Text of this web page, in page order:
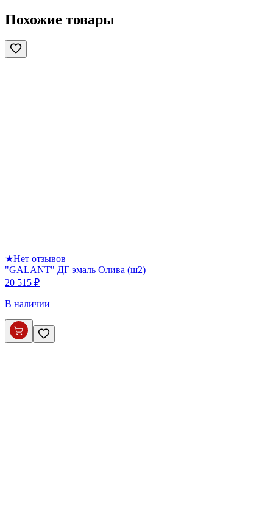
Похожие товары
★Нет отзывов
"GALANT" ДГ эмаль Олива (ш2)
20 515 ₽
В наличии